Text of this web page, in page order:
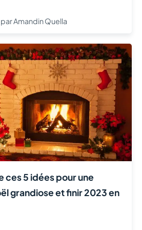
parAmandin Quella
ces 5 idées pour une
grandiose et finir 2023 en